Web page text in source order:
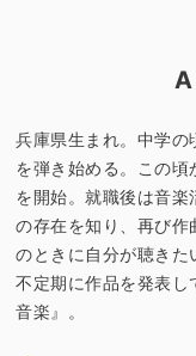
兵庫県生まれ。中学の
を弾き始める。この
を開始。就職後は音楽
の存在を知り、再び作
のときに自分が聴きた
不定期に作品を発表
音楽』。